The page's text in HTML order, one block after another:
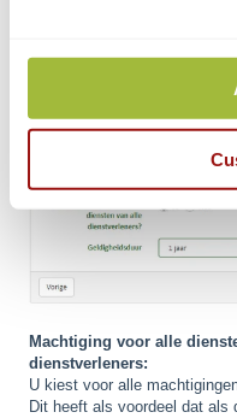
Machtiging voor alle
dienstverleners:
U kiest voor alle
Dit heeft als voordeel dat als